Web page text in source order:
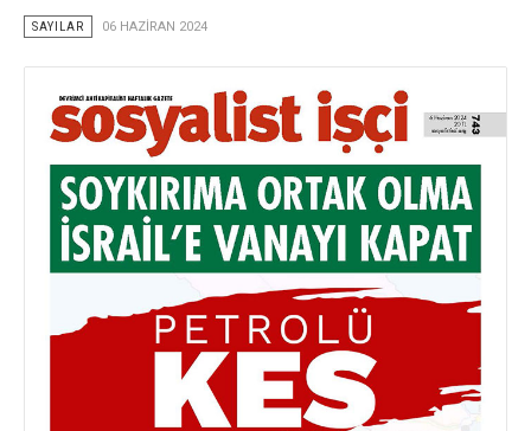
SAYILAR 06 HAZIRAN 2024